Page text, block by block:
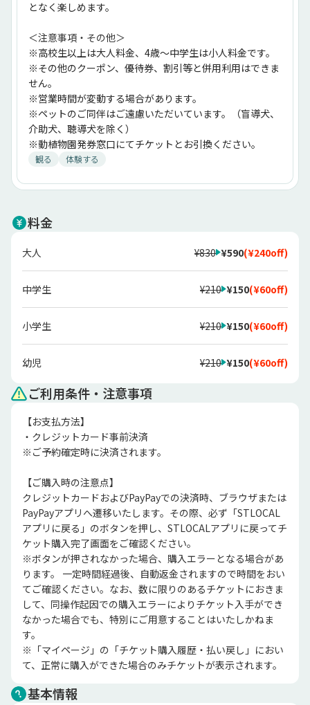
となく楽しめます。
＜注意事項・その他＞
※高校生以上は大人料金、4歳～中学生は小人料金です。
※その他のクーポン、優待券、割引等と併用利用はできま
せん。
※営業時間が変動する場合があります。
※ペットのご同伴はご遠慮いただいています。（盲導犬、
介助犬、聴導犬を除く）
※動植物園発券窓口にてチケットとお引換ください。
観る 体験する
料金
大人 ¥830 ¥590(¥240off)
中学生 ¥210 ¥150(¥60off)
小学生 ¥210 ¥150(¥60off)
幼児 ¥210 ¥150(¥60off)
ご利用条件・注意事項
【お支払方法】
・クレジットカード事前決済
※ご予約確定時に決済されます。
【ご購入時の注意点】
クレジットカードおよびPayPayでの決済時、ブラウザまたは
PayPayアプリへ遷移いたします。その際、必ず「STLOCAL
アプリに戻る」のボタンを押し、STLOCALアプリに戻ってチ
ケット購入完了画面をご確認ください。
※ボタンが押されなかった場合、購入エラーとなる場合があ
ります。 一定時間経過後、自動返金されますので時間をおい
てご確認ください。なお、数に限りのあるチケットにおきま
して、同操作起因での購入エラーによりチケット入手ができ
なかった場合でも、特別にご用意することはいたしかねま
す。
※「マイページ」の「チケット購入履歴・払い戻し」におい
て、正常に購入ができた場合のみチケットが表示されます。
基本情報